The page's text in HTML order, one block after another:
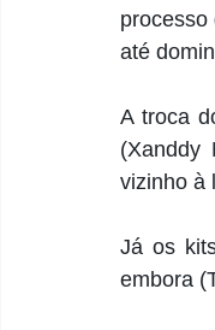
até
A troca
(Xanddy
vizinho à
Já os
embora